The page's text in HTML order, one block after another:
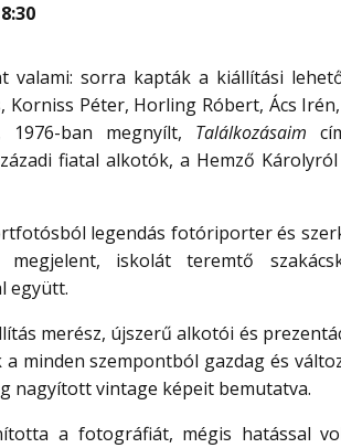
valami: sorra kapták a kiállítási
Péter, Horling Róbert, Ács
ban megnyílt, Találkozásaim
fiatal alkotók, a Hemző
legendás fotóriporter és
iskolát teremtő
együtt.
merész, újszerű alkotói és
minden szempontból gazdag és
nagyított vintage képeit bemutatva.
a fotográfiát, mégis hatással